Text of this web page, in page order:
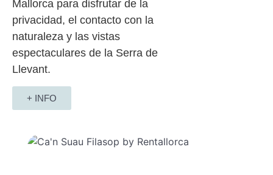
Mallorca para disfrutar de la
privacidad, el contacto con la
naturaleza y las vistas
espectaculares de la Serra de
Llevant.
+ INFO